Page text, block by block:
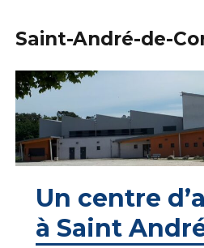
Saint-André-de-
Un centre
à Saint